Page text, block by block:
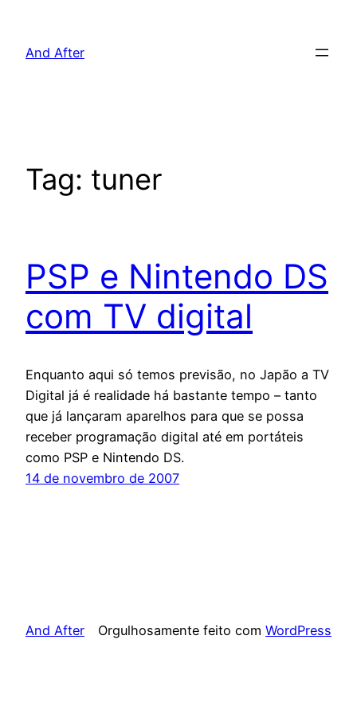
And After
Tag: tuner
PSP e Nintendo DS
com TV digital
Enquanto aqui só temos previsão, no Japão a TV
Digital já é realidade há bastante tempo – tanto
que já lançaram aparelhos para que se possa
receber programação digital até em portáteis
como PSP e Nintendo DS.
14 de novembro de 2007
And After Orgulhosamente feito com WordPress